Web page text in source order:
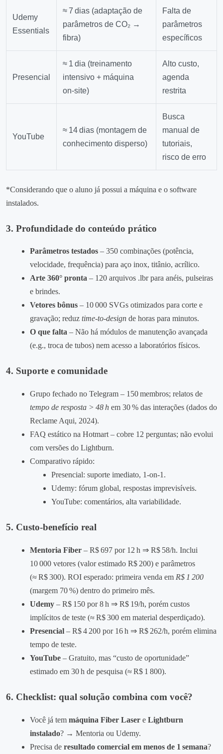
Udemy
Essentials
≈ 7 dias (adaptação de
parâmetros de CO₂ →
fibra)
Falta de
parâmetros
específicos
Presencial
≈ 1 dia (treinamento
intensivo + máquina
on‑site)
Alto custo,
agenda
restrita
YouTube
≈ 14 dias (montagem de
conhecimento disperso)
Busca
manual de
tutoriais,
risco de erro
*Considerando que o aluno já possui a máquina e o software
instalados.
3. Profundidade do conteúdo prático
Parâmetros testados – 350 combinações (potência,
velocidade, frequência) para aço inox, titânio, acrílico.
Arte 360° pronta – 120 arquivos .lbr para anéis, pulseiras
e brindes.
Vetores bônus – 10 000 SVGs otimizados para corte e
gravação; reduz time‑to‑design de horas para minutos.
O que falta – Não há módulos de manutenção avançada
(e.g., troca de tubos) nem acesso a laboratórios físicos.
4. Suporte e comunidade
Grupo fechado no Telegram – 150 membros; relatos de
tempo de resposta > 48 h em 30 % das interações (dados do
Reclame Aqui, 2024).
FAQ estático na Hotmart – cobre 12 perguntas; não evolui
com versões do Lightburn.
Comparativo rápido:
Presencial: suporte imediato, 1‑on‑1.
Udemy: fórum global, respostas imprevisíveis.
YouTube: comentários, alta variabilidade.
5. Custo‑benefício real
Mentoria Fiber – R$ 697 por 12 h ⇒ R$ 58/h. Inclui
10 000 vetores (valor estimado R$ 200) e parâmetros
(≈ R$ 300). ROI esperado: primeira venda em R$ 1 200
(margem 70 %) dentro do primeiro mês.
Udemy – R$ 150 por 8 h ⇒ R$ 19/h, porém custos
implícitos de teste (≈ R$ 300 em material desperdiçado).
Presencial – R$ 4 200 por 16 h ⇒ R$ 262/h, porém elimina
tempo de teste.
YouTube – Gratuito, mas “custo de oportunidade”
estimado em 30 h de pesquisa (≈ R$ 1 800).
6. Checklist: qual solução combina com você?
Você já tem máquina Fiber Laser e Lightburn
instalado? → Mentoria ou Udemy.
Precisa de resultado comercial em menos de 1 semana?